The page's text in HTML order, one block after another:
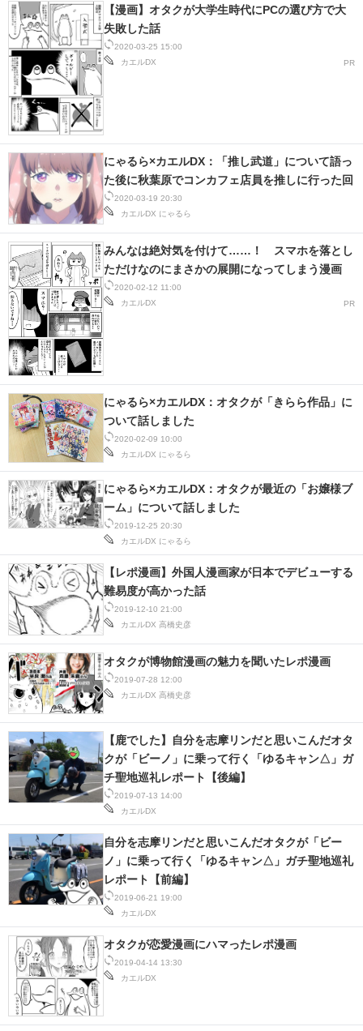
2020-03-25 15:00
カエルDX
PR
【漫画】オタクが大学生時代にPCの選び方で大
失敗した話
2020-03-19 20:30
カエルDX にゃるら
にゃるら×カエルDX：「推し武道」について語っ
た後に秋葉原でコンカフェ店員を推しに行った回
2020-02-12 11:00
カエルDX
PR
みんなは絶対気を付けて……！ スマホを落とし
ただけなのにまさかの展開になってしまう漫画
2020-02-09 10:00
カエルDX にゃるら
にゃるら×カエルDX：オタクが「きらら作品」に
ついて話しました
2019-12-25 20:30
カエルDX にゃるら
にゃるら×カエルDX：オタクが最近の「お嬢様ブ
ーム」について話しました
2019-12-10 21:00
カエルDX 高橋史彦
【レポ漫画】外国人漫画家が日本でデビューする
難易度が高かった話
2019-07-28 12:00
カエルDX 高橋史彦
オタクが博物館漫画の魅力を聞いたレポ漫画
2019-07-13 14:00
カエルDX
【鹿でした】自分を志摩リンだと思いこんだオタ
クが「ビーノ」に乗って行く「ゆるキャン△」ガ
チ聖地巡礼レポート【後編】
2019-06-21 19:00
カエルDX
自分を志摩リンだと思いこんだオタクが「ビー
ノ」に乗って行く「ゆるキャン△」ガチ聖地巡礼
レポート【前編】
2019-04-14 13:30
カエルDX
オタクが恋愛漫画にハマったレポ漫画